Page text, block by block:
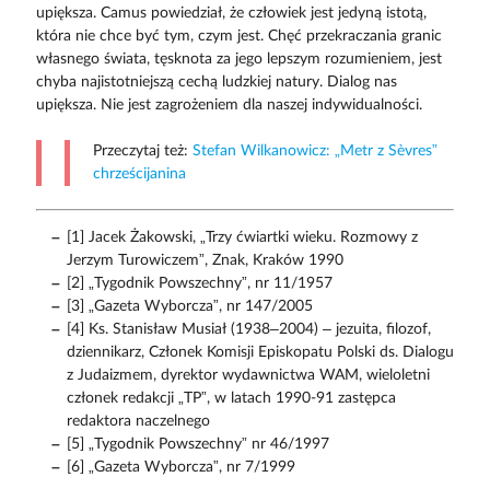
upiększa. Camus powiedział, że człowiek jest jedyną istotą,
która nie chce być tym, czym jest. Chęć przekraczania granic
własnego świata, tęsknota za jego lepszym rozumieniem, jest
chyba najistotniejszą cechą ludzkiej natury. Dialog nas
upiększa. Nie jest zagrożeniem dla naszej indywidualności.
Przeczytaj też: Stefan Wilkanowicz: „Metr z Sèvres”
chrześcijanina
[1] Jacek Żakowski, „Trzy ćwiartki wieku. Rozmowy z
Jerzym Turowiczem”, Znak, Kraków 1990
[2] „Tygodnik Powszechny”, nr 11/1957
[3] „Gazeta Wyborcza”, nr 147/2005
[4] Ks. Stanisław Musiał (1938–2004) – jezuita, filozof,
dziennikarz, Członek Komisji Episkopatu Polski ds. Dialogu
z Judaizmem, dyrektor wydawnictwa WAM, wieloletni
członek redakcji „TP”, w latach 1990-91 zastępca
redaktora naczelnego
[5] „Tygodnik Powszechny” nr 46/1997
[6] „Gazeta Wyborcza”, nr 7/1999